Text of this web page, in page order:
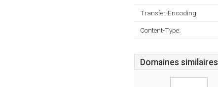
Transfer-Encoding:
Content-Type:
Domaines similaires